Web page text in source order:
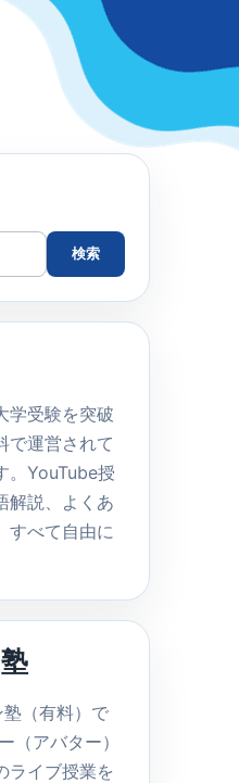
検索
学受験を突破
で運営されて
。YouTube授
解説、よくあ
すべて自由に
（有料）で
（アバター）
ライブ授業を